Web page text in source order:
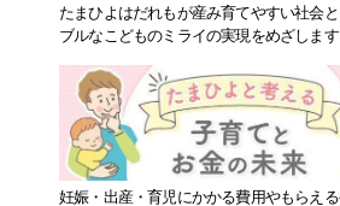
たまひよはだれもが産み育てやすい社会
ブルなこどものミライの実現をめざします
妊娠・出産・育児にかかる費用やもらえ